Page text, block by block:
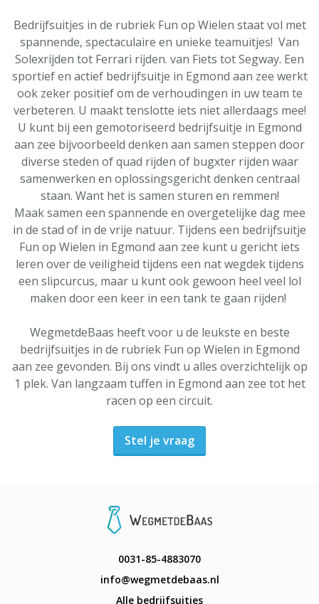
Bedrijfsuitjes in de rubriek Fun op Wielen staat vol met
spannende, spectaculaire en unieke teamuitjes! Van
Solexrijden tot Ferrari rijden. van Fiets tot Segway. Een
sportief en actief bedrijfsuitje in Egmond aan zee werkt
ook zeker positief om de verhoudingen in uw team te
verbeteren. U maakt tenslotte iets niet allerdaags mee!
U kunt bij een gemotoriseerd bedrijfsuitje in Egmond
aan zee bijvoorbeeld denken aan samen steppen door
diverse steden of quad rijden of bugxter rijden waar
samenwerken en oplossingsgericht denken centraal
staan. Want het is samen sturen en remmen!
Maak samen een spannende en overgetelijke dag mee
in de stad of in de vrije natuur. Tijdens een bedrijfsuitje
Fun op Wielen in Egmond aan zee kunt u gericht iets
leren over de veiligheid tijdens een nat wegdek tijdens
een slipcurcus, maar u kunt ook gewoon heel veel lol
maken door een keer in een tank te gaan rijden!
WegmetdeBaas heeft voor u de leukste en beste
bedrijfsuitjes in de rubriek Fun op Wielen in Egmond
aan zee gevonden. Bij ons vindt u alles overzichtelijk op
1 plek. Van langzaam tuffen in Egmond aan zee tot het
racen op een circuit.
Stel je vraag
0031-85-4883070
info@wegmetdebaas.nl
Alle bedrijfsuitjes